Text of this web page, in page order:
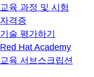
교육 과정 및 시험
자격증
기술 평가하기
Red Hat Academy
교육 서브스크립션